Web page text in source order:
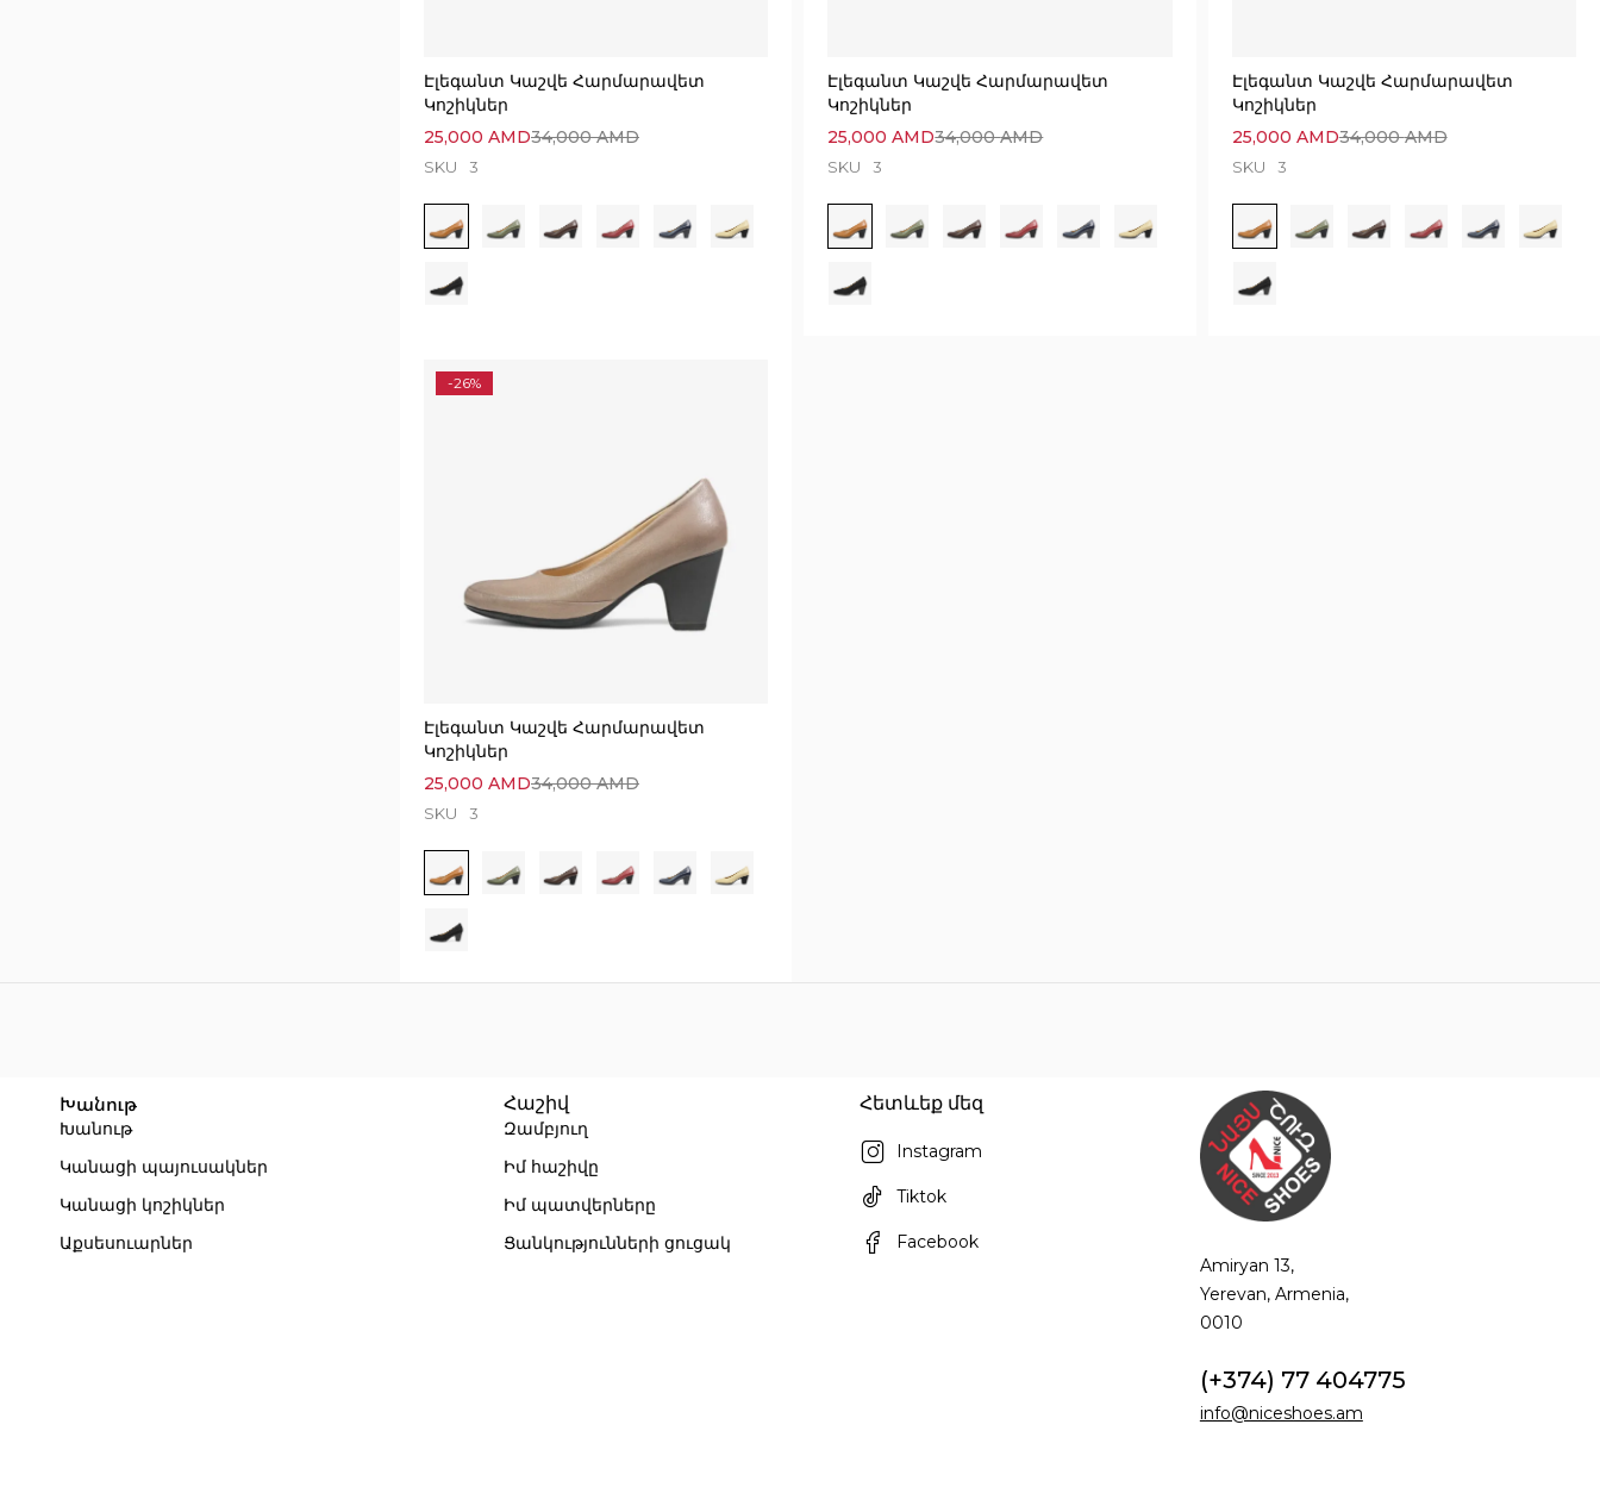
Էլեգանտ Կաշվե Հարմարավետ
Կոշիկներ
34,000AMD
25,000 AMD
SKU 3
Էլեգանտ Կաշվե Հարմարավետ
Կոշիկներ
34,000AMD
25,000AMD
SKU 3
Էլեգանտ Կաշվե Հարմարավետ
Կոշիկներ
34,000AMD
25,000 AMD
SKU 3
-26%
Էլեգանտ Կաշվե Հարմարավետ
Կոշիկներ
34,000AMD
25,000 AMD
SKU 3
Խանութ
Խանութ
Կանացի պայուսակներ
Կանացի կոշիկներ
Աքսեսուարներ
Հաշիվ
Զամբյուղ
Իմ հաշիվը
Իմ պատվերները
Ցանկությունների ցուցակ
Հետևեք մեզ
Instagram
Tiktok
Facebook
Amiryan 13,
Yerevan, Armenia,
0010
(+374) 77 404775
info@niceshoes.am